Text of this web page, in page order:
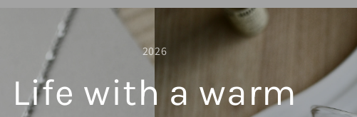
2026
Life with a warm